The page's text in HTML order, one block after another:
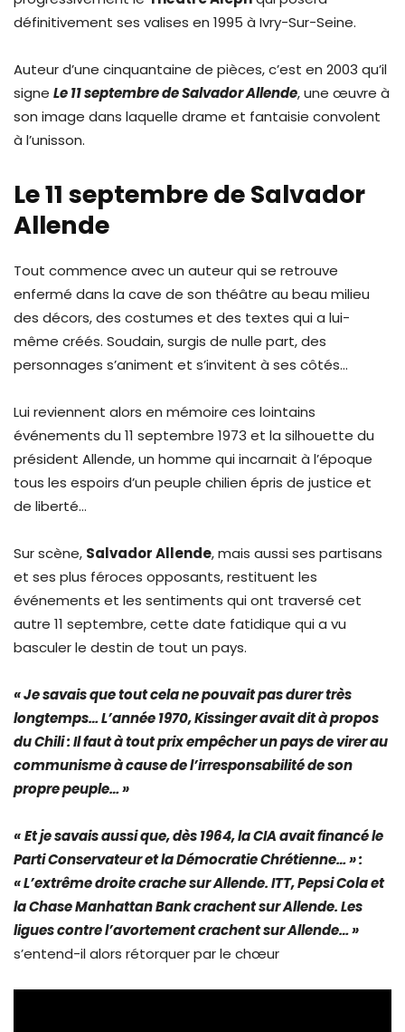
définitivement ses valises en 1995 à Ivry-Sur-Seine.
Auteur d’une cinquantaine de pièces, c’est en 2003 qu’il
signe Le 11 septembre de Salvador Allende, une œuvre à
son image dans laquelle drame et fantaisie convolent
à l’unisson.
Le 11 septembre de Salvador
Allende
Tout commence avec un auteur qui se retrouve
enfermé dans la cave de son théâtre au beau milieu
des décors, des costumes et des textes qui a lui-
même créés. Soudain, surgis de nulle part, des
personnages s’animent et s’invitent à ses côtés…
Lui reviennent alors en mémoire ces lointains
événements du 11 septembre 1973 et la silhouette du
président Allende, un homme qui incarnait à l’époque
tous les espoirs d’un peuple chilien épris de justice et
de liberté…
Sur scène, Salvador Allende, mais aussi ses partisans
et ses plus féroces opposants, restituent les
événements et les sentiments qui ont traversé cet
autre 11 septembre, cette date fatidique qui a vu
basculer le destin de tout un pays.
« Je savais que tout cela ne pouvait pas durer très
longtemps… L’année 1970, Kissinger avait dit à propos
du Chili : Il faut à tout prix empêcher un pays de virer au
communisme à cause de l’irresponsabilité de son
propre peuple…»
«Et je savais aussi que, dès 1964, la CIA avait financé le
Parti Conservateur et la Démocratie Chrétienne… » :
« L’extrême droite crache sur Allende. ITT, Pepsi Cola et
la Chase Manhattan Bank crachent sur Allende. Les
ligues contre l’avortement crachent sur Allende… »
s’entend-il alors rétorquer par le chœur